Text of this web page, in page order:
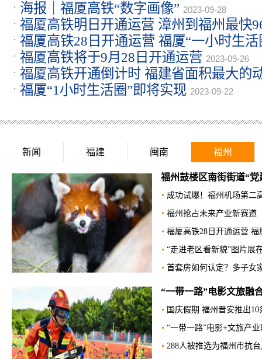
海报｜福厦高铁“数字画像” 2023-09-28
福厦高铁明日开通运营 漳州到福州最快
福厦高铁28日开通运营 福厦“一小时生活
福厦高铁将于9月28日开通运营 2023-09-26
福厦高铁开通倒计时 福建省面积最大的
09-26
福厦“1小时生活圈”即将实现 2023-09-22
新闻 福建 闽南 福州
福州鼓楼区南街街道“
成功试爆！福州机场第二
福州抢占未来产业新赛道
福厦高铁28日开通运营 福
“走进老区看新貌”图片展
首套房如何认定？多子女
“一带一路”电影文旅融
国庆假期 福州晋安推出
“一带一路”电影+文旅产
288人被推选为福州市抗